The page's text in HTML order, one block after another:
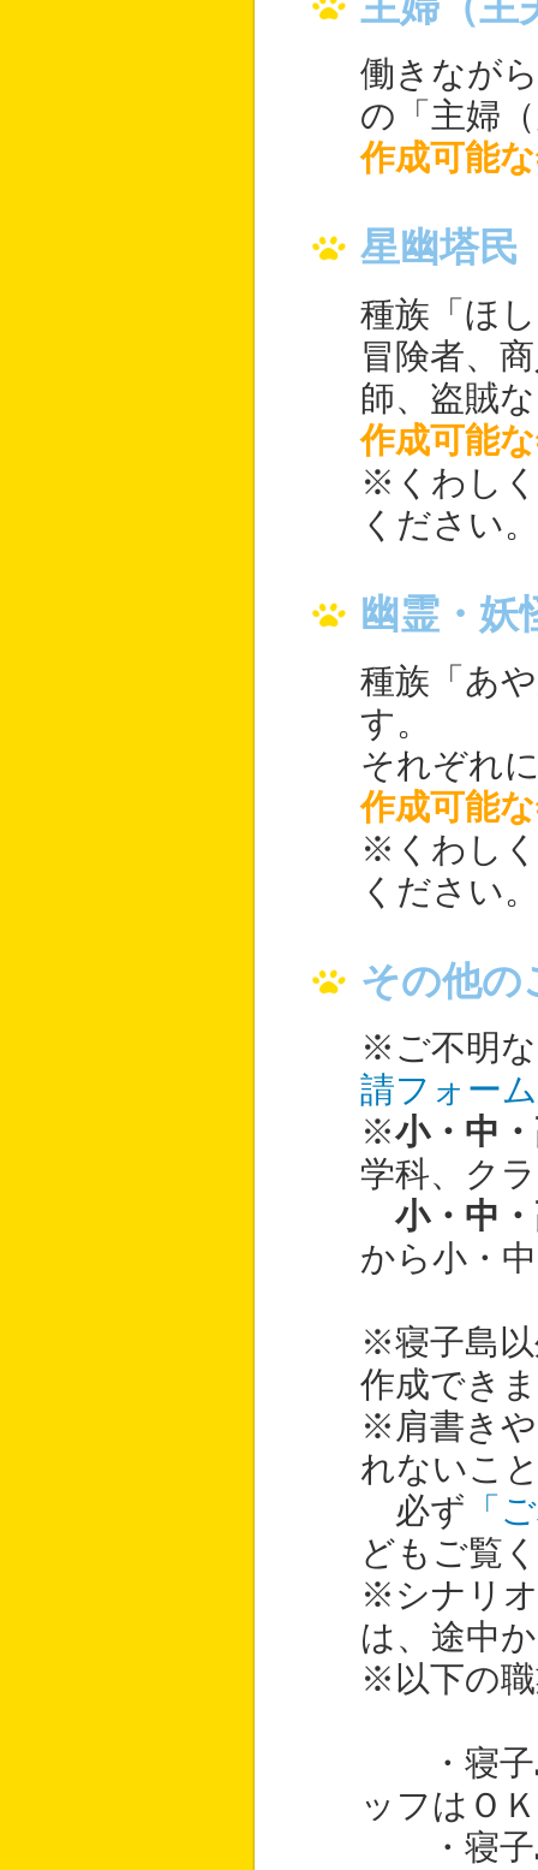
働きなが
の「主婦
作成可能
星幽塔民
種族「ほ
冒険者、
師、盗賊
作成可能
※くわし
ください。
幽霊・妖
種族「あ
す。
それぞれ
作成可能
※くわし
ください。
その他の
※ご不明
請フォー
※小・中
学科、ク
小・中
から小・
※寝子島
作成でき
※肩書き
れないこ
必ず 「
どもご覧
※シナリ
は、途中
※以下の
・寝子
ッフはＯ
・寝子